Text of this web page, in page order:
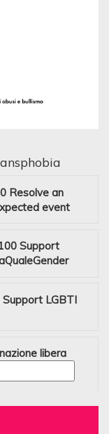
Resolve an
event
Support
Support LGBTI
libera